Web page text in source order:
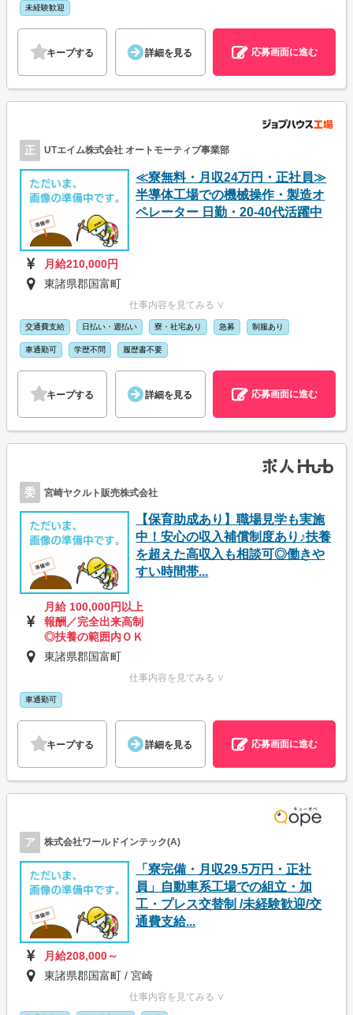
未経験歓迎
キープする 詳細を見る 応募画面に進む
正 UTエイム株式会社 オートモーティブ事業部
≪寮無料・月収24万円・正社員≫
半導体工場での機械操作・製造オ
ペレーター 日勤・20-40代活躍中
月給210,000円
東諸県郡国富町
仕事内容を見てみる ∨
交通費支給 日払い・週払い 寮・社宅あり 急募 制服あり
車通勤可 学歴不問 履歴書不要
キープする 詳細を見る 応募画面に進む
委 宮崎ヤクルト販売株式会社
【保育助成あり】職場見学も実施
中！安心の収入補償制度あり♪扶養
を超えた高収入も相談可◎働きや
すい時間帯...
月給 100,000円以上
報酬／完全出来高制
◎扶養の範囲内ＯＫ
東諸県郡国富町
仕事内容を見てみる ∨
車通勤可
キープする 詳細を見る 応募画面に進む
ア 株式会社ワールドインテック(A)
「寮完備・月収29.5万円・正社
員」自動車系工場での組立・加
工・プレス交替制 /未経験歓迎/交
通費支給...
月給208,000～
東諸県郡国富町 / 宮崎
仕事内容を見てみる ∨